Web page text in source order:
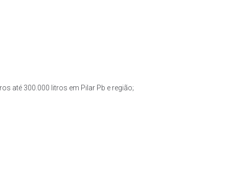
até 300.000 litros em Pilar Pb e região;